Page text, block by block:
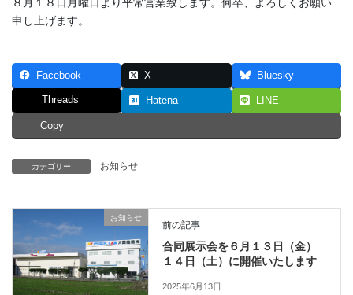
８月１８日月曜日より平常営業致します。何卒、よろしくお願い
申し上げます。
Facebook X Bluesky
Threads Hatena LINE
Copy
カテゴリー お知らせ
お知らせ
前の記事
合同展示会を６月１３日（金）
１４日（土）に開催いたします
2025年6月13日